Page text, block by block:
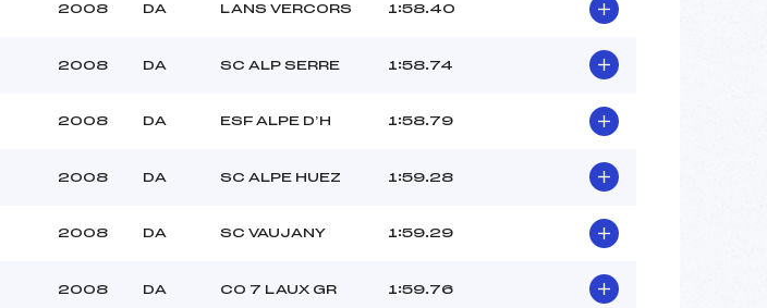
2008 DA LANS VERCORS 1:58.40
2008 DA SC ALP SERRE 1:58.74
2008 DA ESF ALPE D’H 1:58.79
2008 DA SC ALPE HUEZ 1:59.28
2008 DA SC VAUJANY 1:59.29
2008 DA CO 7 LAUX GR 1:59.76